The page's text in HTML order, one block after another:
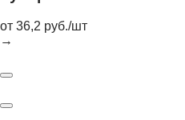
от 36,2 руб./шт
→